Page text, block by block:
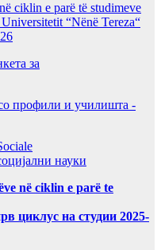
ciklin e parë të studimeve
“Nënë Tereza“
за
профили и училишта -
науки
në ciklin e parë te
циклус на студии 2025-